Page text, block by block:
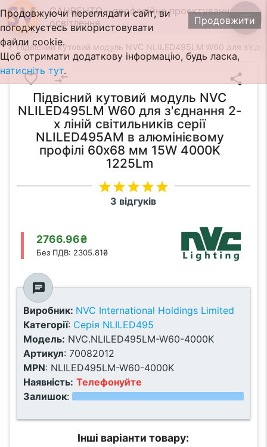
САНВЕНТО - професійне проектування
освітлення.
menu
Підвісний кутовий модуль NVC NLILED495LM W60 для
favorite_border compare_arrows share
Підвісний кутовий модуль NVC
NLILED495LM W60 для з'єднання 2-
х ліній світильників серії
NLILED495AM в алюмінієвому
профілі 60х68 мм 15W 4000K
1225Lm
starstarstarstarstar
3 відгуків
2766.96₴
Без ПДВ: 2305.81₴
chat
Виробник: NVC International Holdings Limited
Категорії: Серія NLILED495
Модель: NVC.NLILED495LM-W60-4000K
Артикул:70082012
MPN: NLILED495LM-W60-4000K
Наявність: Телефонуйте
Залишок:
Інші варіанти товару:
Продовжити
Продовжуючи переглядати сайт, ви
погоджуєтесь використовувати
файли cookie.
Щоб отримати додаткову інформацію, будь ласка,
натисніть тут.